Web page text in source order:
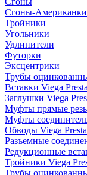
Сгоны-Американки
Тройники
Угольники
Удлинители
Футорки
Эксцентрики
Трубы
Вставки Viega
Заглушки Viega
Муфты прямые
Муфты
Обводы Viega
Разъемные
Редукционные
Тройники Viega
Трубы